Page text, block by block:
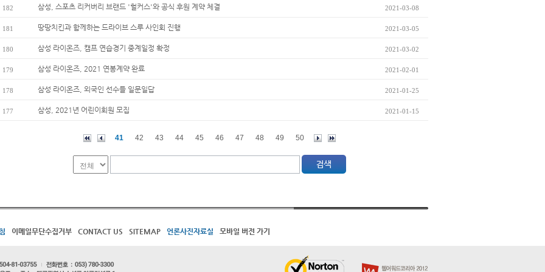
182 삼성, 스포츠 리커버리 브랜드 '헐커스'와 공식 후원 계약 체결 2021-03-08
181 땅땅치킨과 함께하는 드라이브 스루 사인회 진행 2021-03-05
180 삼성 라이온즈, 캠프 연습경기 중계일정 확정 2021-03-02
179 삼성 라이온즈, 2021 연봉계약 완료 2021-02-01
178 삼성 라이온즈, 외국인 선수들 일문일답 2021-01-25
177 삼성, 2021년 어린이회원 모집 2021-01-15
41 42 43 44 45 46 47 48 49 50
이메일무단수집거부 CONTACT US SITEMAP 언론사진자료실 모바일 버전 가기